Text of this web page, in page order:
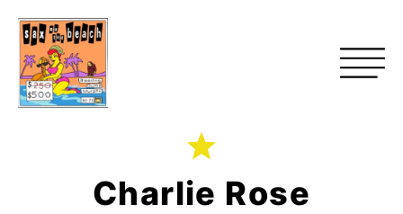
Charlie Rose